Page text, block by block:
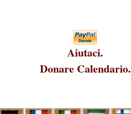
Aiutaci.
Donare Calendario.